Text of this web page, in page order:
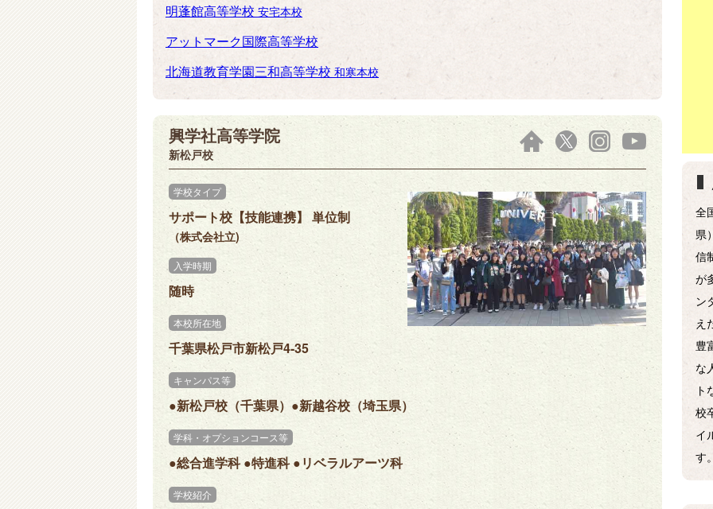
明蓬館高等学校 安宅本校
アットマーク国際高等学校
北海道教育学園三和高等学校 和寒本校
興学社高等学院
新松戸校
学校タイプ
サポート校【技能連携】 単位制
（株式会社立)
入学時期
随時
本校所在地
千葉県松戸市新松戸4-35
キャンパス等
●新松戸校（千葉県）●新越谷校（埼玉県）
学科・オプションコース等
●総合進学科 ●特進科 ●リベラルアーツ科
学校紹介
全
県
信
が
ン
え
豊
な
校
イ
す